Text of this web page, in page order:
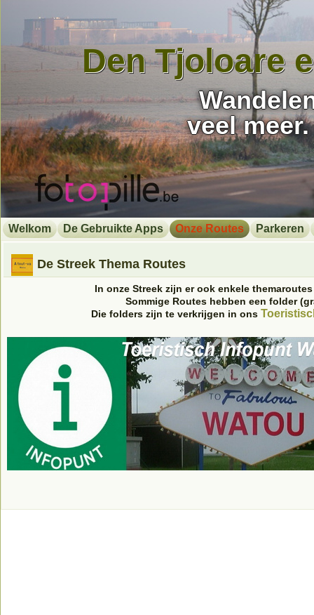
veel
Den Tjoloare
Welkom De Gebruikte Apps Onze Routes Parkeren
De Streek Thema Routes
In onze Streek zijn er ook enkele
Sommige Routes hebben een folder
Die folders zijn te verkrijgen in ons